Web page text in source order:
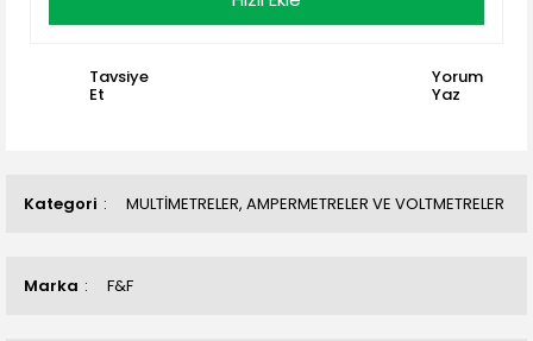
Kategori MULTİMETRELER, AMPERMETRELER VE VOLTMETRELER
Marka F&F
Tavsiye
Et
Yorum
Yaz